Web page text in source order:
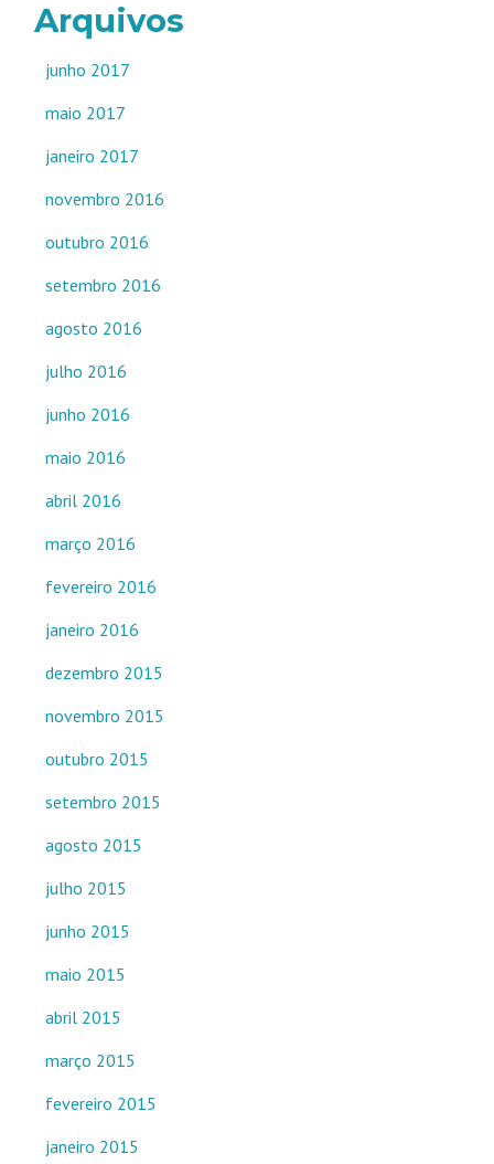
Arquivos
junho 2017
maio 2017
janeiro 2017
novembro 2016
outubro 2016
setembro 2016
agosto 2016
julho 2016
junho 2016
maio 2016
abril 2016
março 2016
fevereiro 2016
janeiro 2016
dezembro 2015
novembro 2015
outubro 2015
setembro 2015
agosto 2015
julho 2015
junho 2015
maio 2015
abril 2015
março 2015
fevereiro 2015
janeiro 2015